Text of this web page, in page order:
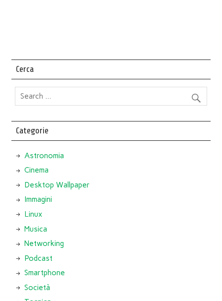
Cerca
Categorie
Astronomia
Cinema
Desktop Wallpaper
Immagini
Linux
Musica
Networking
Podcast
Smartphone
Società